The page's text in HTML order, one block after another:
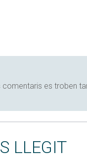
comentaris es troben
LLEGIT